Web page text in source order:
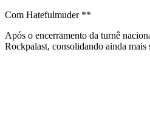
Com Hatefulmuder **
Após o encerramento da turnê
Rockpalast, consolidando ainda